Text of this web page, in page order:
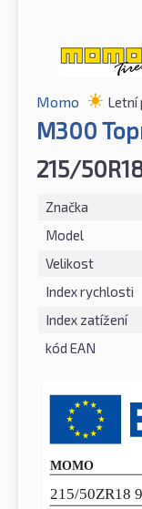
Momo Letní
M300
215/
Značka
Model
Velikost
Index rychlosti
Index zatížení
kód EAN